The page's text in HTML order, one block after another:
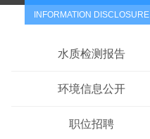
INFORMATION DISCLOSURE
水质检测报告
环境信息公开
职位招聘